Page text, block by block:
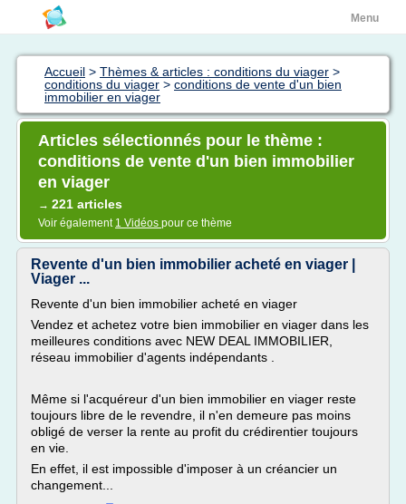
Menu
Accueil > Thèmes & articles : conditions du viager >
conditions du viager > conditions de vente d'un bien
immobilier en viager
Articles sélectionnés pour le thème :
conditions de vente d'un bien immobilier
en viager
→ 221 articles
Voir également 1 Vidéos pour ce thème
Revente d'un bien immobilier acheté en viager |
Viager ...
Revente d'un bien immobilier acheté en viager
Vendez et achetez votre bien immobilier en viager dans les
meilleures conditions avec NEW DEAL IMMOBILIER,
réseau immobilier d'agents indépendants .
Même si l'acquéreur d'un bien immobilier en viager reste
toujours libre de le revendre, il n'en demeure pas moins
obligé de verser la rente au profit du crédirentier toujours
en vie.
En effet, il est impossible d'imposer à un créancier un
changement...